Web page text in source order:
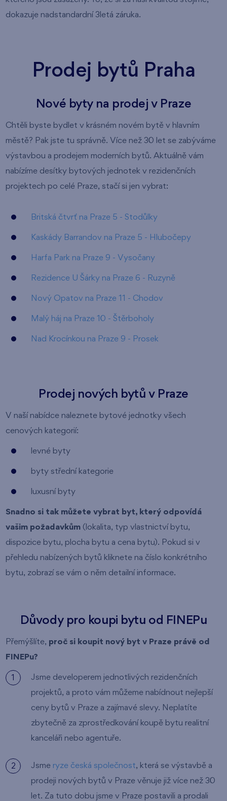
dokazuje nadstandardní 3letá záruka.
Prodej bytů Praha
Nové byty na prodej v Praze
Chtěli byste bydlet v krásném novém bytě v hlavním
městě? Pak jste tu správně. Více než 30 let se zabýváme
výstavbou a prodejem moderních bytů. Aktuálně vám
nabízíme desítky bytových jednotek v rezidenčních
projektech po celé Praze, stačí si jen vybrat:
Britská čtvrť na Praze 5 - Stodůlky
Kaskády Barrandov na Praze 5 - Hlubočepy
Harfa Park na Praze 9 - Vysočany
Rezidence U Šárky na Praze 6 - Ruzyně
Nový Opatov na Praze 11 - Chodov
Malý háj na Praze 10 - Štěrboholy
Nad Krocínkou na Praze 9 - Prosek
Prodej nových bytů v Praze
V naší nabídce naleznete bytové jednotky všech
cenových kategorií:
levné byty
byty střední kategorie
luxusní byty
Snadno si tak můžete vybrat byt, který odpovídá
vašim požadavkům (lokalita, typ vlastnictví bytu,
dispozice bytu, plocha bytu a cena bytu). Pokud si v
přehledu nabízených bytů kliknete na číslo konkrétního
bytu, zobrazí se vám o něm detailní informace.
Důvody pro koupi bytu od FINEPu
Přemýšlíte, proč si koupit nový byt v Praze právě od
FINEPu?
Jsme developerem jednotlivých rezidenčních
projektů, a proto vám můžeme nabídnout nejlepší
ceny bytů v Praze a zajímavé slevy. Neplatíte
zbytečně za zprostředkování koupě bytu realitní
kanceláři nebo agentuře.
Jsme ryze česká společnost, která se výstavbě a
prodeji nových bytů v Praze věnuje již více než 30
let. Za tuto dobu jsme v Praze postavili a prodali